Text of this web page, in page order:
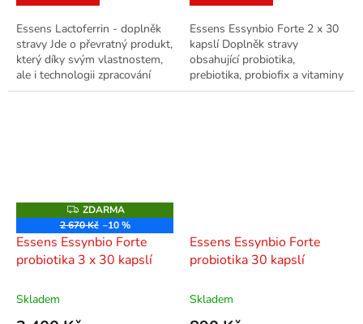
Essens Lactoferrin - doplněk
stravy Jde o převratný produkt,
který díky svým vlastnostem,
ale i technologii zpracování
vysoce převyšuje obdobné
Essens Essynbio Forte 2 x 30
kapslí Doplněk stravy
obsahující probiotika,
prebiotika, probiofix a vitaminy
C a D. Vyvážený komplex 29
Z
D
A
R
M
A
ZDARMA
2 670 Kč –10 %
Essens Essynbio Forte
probiotika 3 x 30 kapslí
Skladem
Essens Essynbio Forte
probiotika 30 kapslí
Skladem